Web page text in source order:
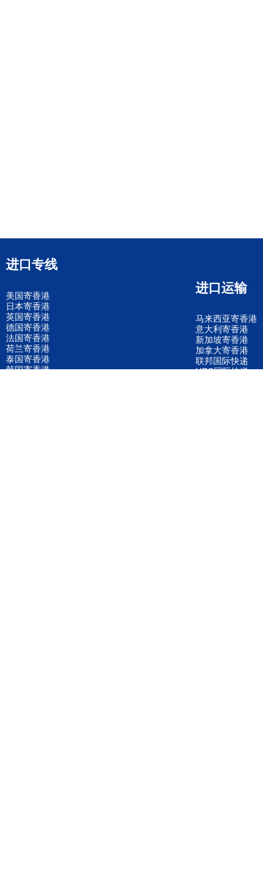
进口专线
美国寄香港
日本寄香港
英国寄香港
德国寄香港
法国寄香港
荷兰寄香港
泰国寄香港
韩国寄香港
进口运输
马来西亚寄香港
意大利寄香港
新加坡寄香港
加拿大寄香港
联邦国际快递
UPS国际快递